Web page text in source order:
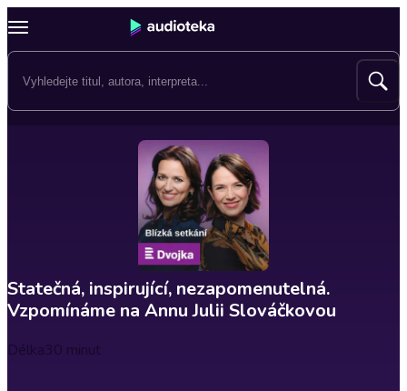
Statečná, inspirující, nezapomenutelná.
Vzpomínáme na Annu Julii Slováčkovou
Délka30 minut